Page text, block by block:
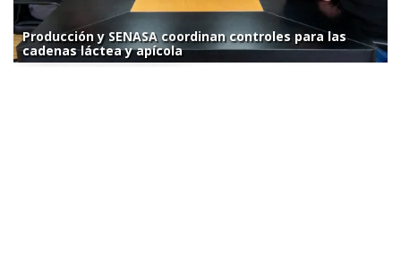
Producción y SENASA coordinan controles para las
cadenas láctea y apícola